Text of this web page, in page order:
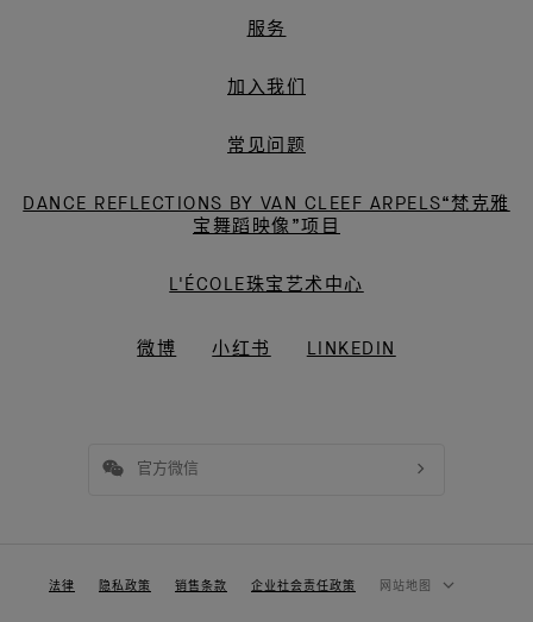
服务
加入我们
常见问题
DANCE REFLECTIONS BY VAN CLEEF ARPELS“梵克雅
宝舞蹈映像”项目
L'ÉCOLE珠宝艺术中心
微博 小红书 LINKEDIN
官方微信
法律 隐私政策 销售条款 企业社会责任政策 网站地图